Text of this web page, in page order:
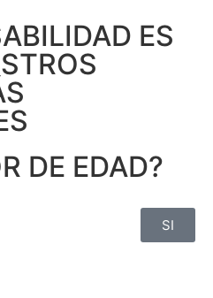
ES
DE EDAD?
SI